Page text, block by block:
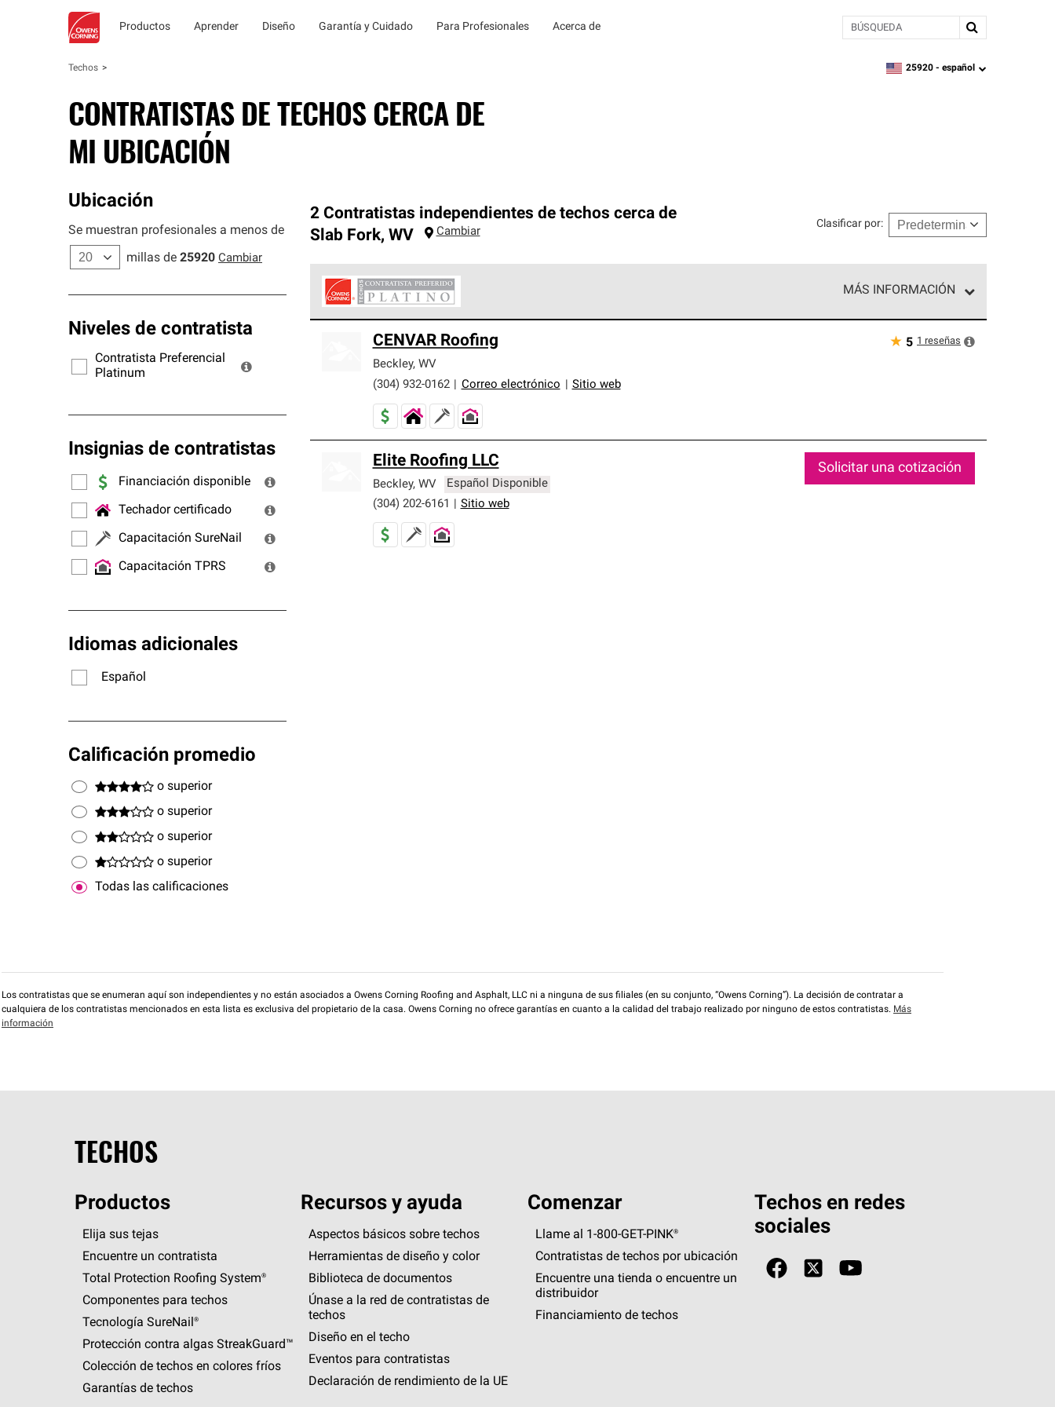
Productos Aprender Diseño Garantía y Cuidado Para Profesionales Acerca de BÚSQUEDA
Techos zipcode,language
25920 - español
CONTRATISTAS DE TECHOS CERCA DE
MI UBICACIÓN
Ubicación
Se muestran profesionales a menos de
millas de 25920 Cambiar
Niveles de contratista
Contratista Preferencial
Platinum
Insignias de contratistas
Financiación disponible
Techador certificado
Capacitación SureNail
Capacitación TPRS
Idiomas adicionales
Español
Calificación promedio
o superior
o superior
o superior
o superior
Todas las calificaciones
2 Contratistas independientes de techos cerca de
Slab Fork, WV Cambiar
Clasificar por:
MÁS INFORMACIÓN
cumplen con estándares estrictos de profesionalismo, confiabilidad y destreza incomparable. Solo ellos pueden
ofrecer nuestra mejor garantía de sistemas de techos.
CENVAR Roofing
Beckley, WV
(304) 932-0162
Correo electrónico Sitio web
★ 5 1 reseñas
Elite Roofing LLC
Beckley, WV
Español Disponible
(304) 202-6161
Sitio web
Solicitar una cotización
Los contratistas que se enumeran aquí son independientes y no están asociados a Owens Corning Roofing and Asphalt, LLC ni a ninguna de sus filiales (en su conjunto, “Owens Corning”). La decisión de contratar a
cualquiera de los contratistas mencionados en esta lista es exclusiva del propietario de la casa. Owens Corning no ofrece garantías en cuanto a la calidad del trabajo realizado por ninguno de estos contratistas. Más
información
TECHOS
Productos
Elija sus tejas
Encuentre un contratista
Total Protection Roofing System®
Componentes para techos
Tecnología SureNail®
Protección contra algas StreakGuard™
Colección de techos en colores fríos
Garantías de techos
Recursos y ayuda
Aspectos básicos sobre techos
Herramientas de diseño y color
Biblioteca de documentos
Únase a la red de contratistas de
techos
Diseño en el techo
Eventos para contratistas
Declaración de rendimiento de la UE
Comenzar
Llame al 1-800-GET -PINK®
Contratistas de techos por ubicación
Encuentre una tienda o encuentre un
distribuidor
Financiamiento de techos
Techos en redes
sociales